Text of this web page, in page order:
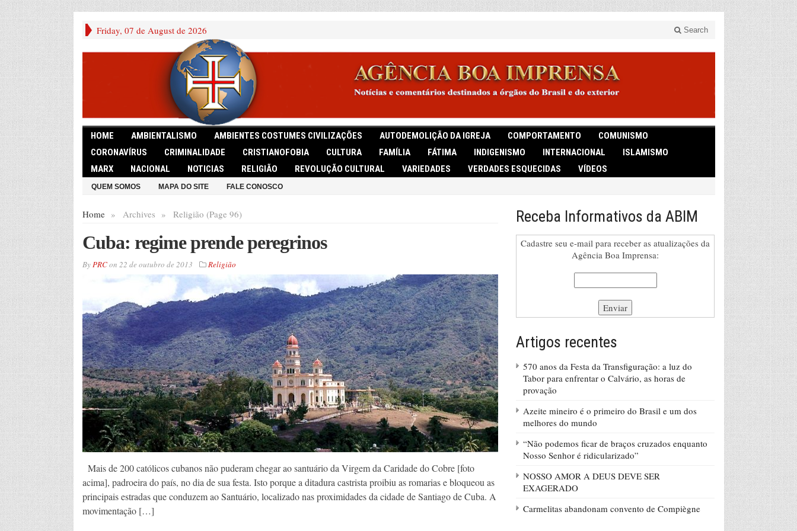
Friday, 07 de August de 2026 Search
HOME AMBIENTALISMO AMBIENTES COSTUMES CIVILIZAÇÕES AUTODEMOLIÇÃO DA IGREJA COMPORTAMENTO
COMUNISMO
CORONAVÍRUS
CRIMINALIDADE CRISTIANOFOBIA CULTURA FAMÍLIA FÁTIMA INDIGENISMO INTERNACIONAL
ISLAMISMO
MARX
NACIONAL NOTICIAS RELIGIÃO REVOLUÇÃO CULTURAL VARIEDADES VERDADES ESQUECIDAS VÍDEOS
QUEM SOMOS MAPA DO SITE FALE CONOSCO
Home » Archives » Religião (Page 96)
Cuba: regime prende peregrinos
ByPRCon 22 de outubro de 2013 Religião
Mais de 200 católicos cubanos não puderam chegar ao santuário da Virgem da Caridade do Cobre [foto
acima], padroeira do país, no dia de sua festa. Isto porque a ditadura castrista proibiu as romarias e bloqueou as
principais estradas que conduzem ao Santuário, localizado nas proximidades da cidade de Santiago de Cuba. A
movimentação […]
Receba Informativos da ABIM
Cadastre seu e-mail para receber as atualizações da
Agência Boa Imprensa:
Artigos recentes
570 anos da Festa da Transfiguração: a luz do
Tabor para enfrentar o Calvário, as horas de
provação
Azeite mineiro é o primeiro do Brasil e um dos
melhores do mundo
“Não podemos ficar de braços cruzados enquanto
Nosso Senhor é ridicularizado”
NOSSO AMOR A DEUS DEVE SER
EXAGERADO
Carmelitas abandonam convento de Compiègne